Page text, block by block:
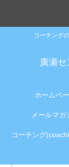
コーチング
廣瀬
ホームペ
メールマガ
コーチング